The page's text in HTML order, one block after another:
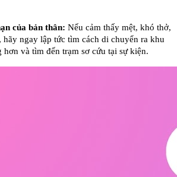
của bản thân: Nếu cảm thấy mệt, khó thở,
hãy ngay lập tức tìm cách di chuyển ra khu
hơn và tìm đến trạm sơ cứu tại sự kiện.